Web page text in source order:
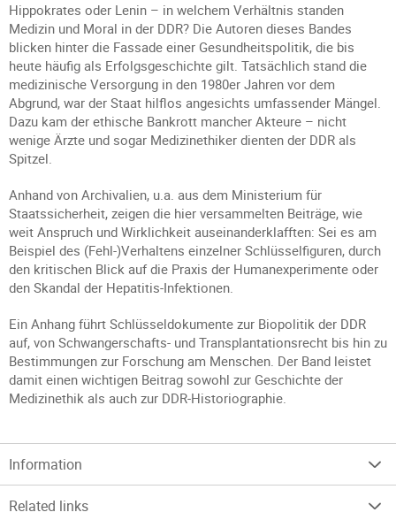
Hippokrates oder Lenin – in welchem Verhältnis standen
Medizin und Moral in der DDR? Die Autoren dieses Bandes
blicken hinter die Fassade einer Gesundheitspolitik, die bis
heute häufig als Erfolgsgeschichte gilt. Tatsächlich stand die
medizinische Versorgung in den 1980er Jahren vor dem
Abgrund, war der Staat hilflos angesichts umfassender Mängel.
Dazu kam der ethische Bankrott mancher Akteure – nicht
wenige Ärzte und sogar Medizinethiker dienten der DDR als
Spitzel.
Anhand von Archivalien, u.a. aus dem Ministerium für
Staatssicherheit, zeigen die hier versammelten Beiträge, wie
weit Anspruch und Wirklichkeit auseinanderklafften: Sei es am
Beispiel des (Fehl-)Verhaltens einzelner Schlüsselfiguren, durch
den kritischen Blick auf die Praxis der Humanexperimente oder
den Skandal der Hepatitis-Infektionen.
Ein Anhang führt Schlüsseldokumente zur Biopolitik der DDR
auf, von Schwangerschafts- und Transplantationsrecht bis hin zu
Bestimmungen zur Forschung am Menschen. Der Band leistet
damit einen wichtigen Beitrag sowohl zur Geschichte der
Medizinethik als auch zur DDR-Historiographie.
Information
Related links